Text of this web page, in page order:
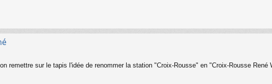
remettre sur le tapis l'idée de renommer la station "Croix-Rousse" en "Croix-Rousse